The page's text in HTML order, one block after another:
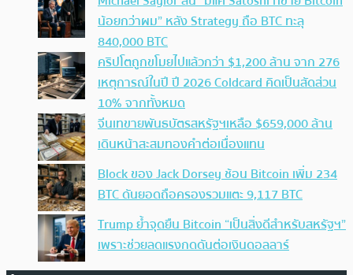
น้อยกว่าผม” หลัง Strategy ถือ BTC ทะลุ
840,000 BTC
คริปโตถูกขโมยไปแล้วกว่า $1,200 ล้าน จาก 276
เหตุการณ์ในปี ปี 2026 Coldcard คิดเป็นสัดส่วน
10% จากทั้งหมด
จีนเทขายพันธบัตรสหรัฐฯเหลือ $659,000 ล้าน
เดินหน้าสะสมทองคำต่อเนื่องแทน
Block ของ Jack Dorsey ช้อน Bitcoin เพิ่ม 234
BTC ดันยอดถือครองรวมแตะ 9,117 BTC
Trump ย้ำจุดยืน Bitcoin “เป็นสิ่งดีสำหรับสหรัฐฯ”
เพราะช่วยลดแรงกดดันต่อเงินดอลลาร์